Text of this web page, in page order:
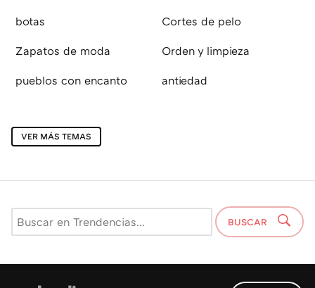
botas Cortes de pelo
Zapatos de moda Orden y limpieza
pueblos con encanto antiedad
VER MÁS TEMAS
BUSCAR